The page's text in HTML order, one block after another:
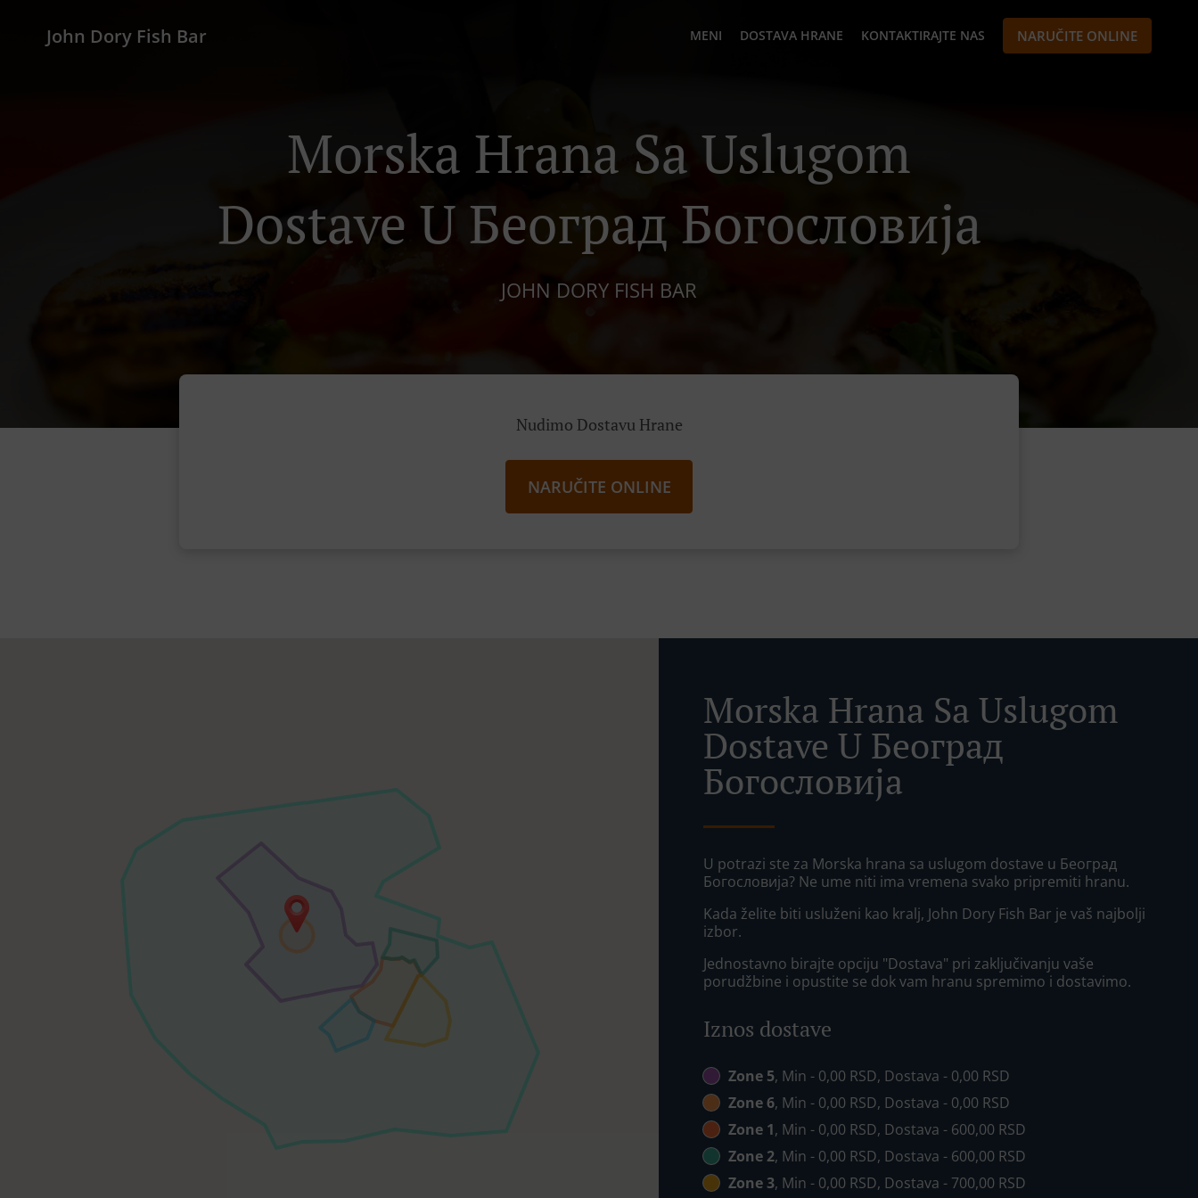
John Dory Fish Bar MENI DOSTAVA HRANE KONTAKTIRAJTE NAS NARUČITE ONLINE
Morska Hrana Sa Uslugom
Dostave U Београд Богословија
JOHN DORY FISH BAR
Nudimo Dostavu Hrane
NARUČITE ONLINE
Morska Hrana Sa Uslugom
Dostave U Београд
Богословија
U potrazi ste za Morska hrana sa uslugom dostave u Београд
Богословија? Ne ume niti ima vremena svako pripremiti hranu.
Kada želite biti usluženi kao kralj, John Dory Fish Bar je vaš najbolji
izbor.
Jednostavno birajte opciju "Dostava" pri zaključivanju vaše
porudžbine i opustite se dok vam hranu spremimo i dostavimo.
Iznos dostave
Zone 5, Min - 0,00 RSD, Dostava - 0,00 RSD
Zone 6, Min - 0,00 RSD, Dostava - 0,00 RSD
Zone 1, Min - 0,00 RSD, Dostava - 600,00 RSD
Zone 2, Min - 0,00 RSD, Dostava - 600,00 RSD
Zone 3, Min - 0,00 RSD, Dostava - 700,00 RSD